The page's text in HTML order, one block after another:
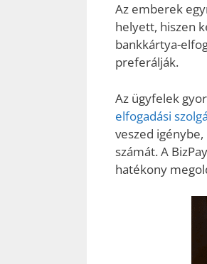
Az emberek
helyett, hiszen
bankkártya-
preferálják.
Az ügyfelek
elfogadási
veszed
számát. A
hatékony